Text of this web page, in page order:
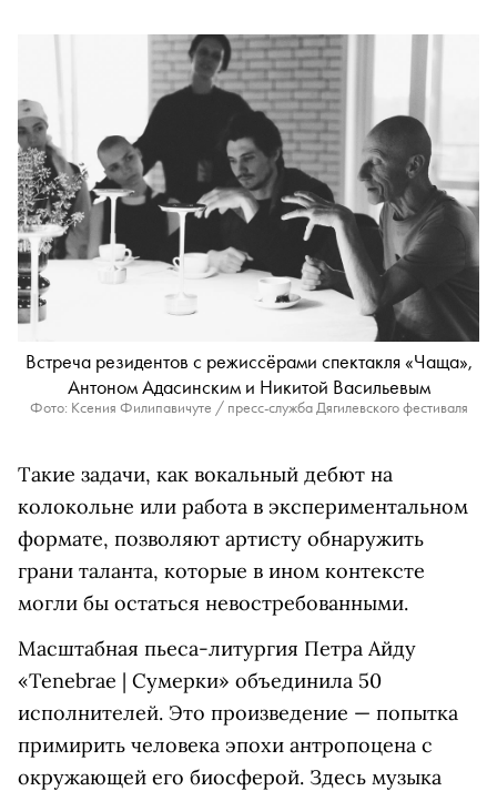
Встреча резидентов с режиссёрами спектакля «Чаща»,
Антоном Адасинским и Никитой Васильевым
Фото: Ксения Филипавичуте / пресс-служба Дягилевского фестиваля
Такие задачи, как вокальный дебют на
колокольне или работа в экспериментальном
формате, позволяют артисту обнаружить
грани таланта, которые в ином контексте
могли бы остаться невостребованными.
Масштабная пьеса-литургия Петра Айду
«Tenebrae | Сумерки» объединила 50
исполнителей. Это произведение — попытка
примирить человека эпохи антропоцена с
окружающей его биосферой. Здесь музыка